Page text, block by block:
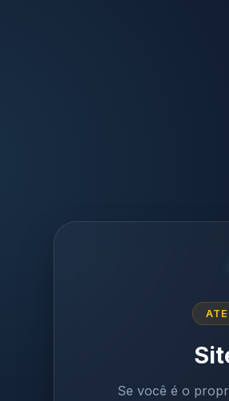
Se você é o